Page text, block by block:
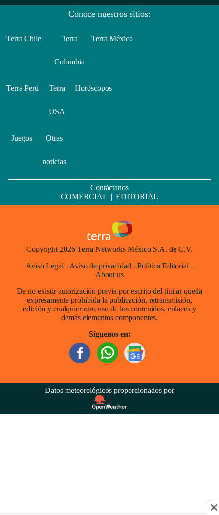
Conoce nuestros sitios:
Terra Chile Terra
Colombia
Terra México
Terra Perú Terra
USA
Horóscopos
Juegos Otras
noticias
Contáctanos
COMERCIAL | EDITORIAL
Copyright 2026 Terra Networks México S.A. de C.V.
Aviso Legal - Aviso de privacidad - Política Editorial -
About us
De no existir autorización previa por escrito del titular queda
expresamente prohibida la publicación, retransmisión,
edición y cualquier otro uso de los contenidos, enlaces y
demás elementos componentes.
Síguenos en:
Datos meteorológicos proporcionados por